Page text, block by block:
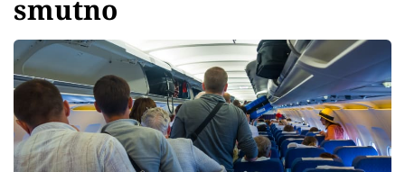
Youtubeři
Virály
Sex a vztahy
Videa
smutno